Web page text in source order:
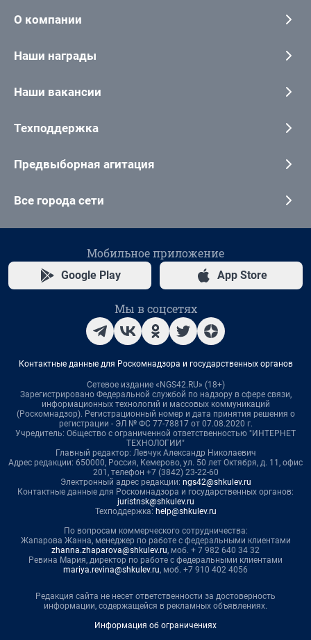
О компании
Наши награды
Наши вакансии
Техподдержка
Предвыборная агитация
Все города сети
Мобильное приложение
Google Play App Store
Мы в соцсетях
Контактные данные для Роскомнадзора и государственных органов
Сетевое издание «NGS42.RU» (18+)
Зарегистрировано Федеральной службой по надзору в сфере связи,
информационных технологий и массовых коммуникаций
(Роскомнадзор). Регистрационный номер и дата принятия решения о
регистрации - ЭЛ № ФС 77-78817 от 07.08.2020 г.
Учредитель: Общество с ограниченной ответственностью "ИНТЕРНЕТ
ТЕХНОЛОГИИ"
Главный редактор: Левчук Александр Николаевич
Адрес редакции: 650000, Россия, Кемерово, ул. 50 лет Октября, д. 11, офис
201, телефон +7 (3842) 23-22-60
Электронный адрес редакции: ngs42@shkulev.ru
Контактные данные для Роскомнадзора и государственных органов:
juristnsk@shkulev.ru
Техподдержка: help@shkulev.ru
По вопросам коммерческого сотрудничества:
Жапарова Жанна, менеджер по работе с федеральными клиентами
zhanna.zhaparova@shkulev.ru, моб. + 7 982 640 34 32
Ревина Мария, директор по работе с федеральными клиентами
mariya.revina@shkulev.ru, моб. +7 910 402 4056
Редакция сайта не несет ответственности за достоверность
информации, содержащейся в рекламных объявлениях.
Информация об ограничениях